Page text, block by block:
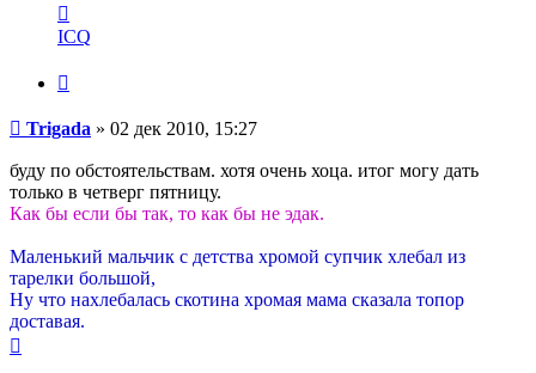
информация
пользователя
ICQ
Сообщение
Trigada » 02 дек 2010, 15:27
буду по обстоятельствам. хотя очень хоца. итог могу дать
только в четверг пятницу.
Как бы если бы так, то как бы не эдак.
Маленький мальчик с детства хромой супчик хлебал из
тарелки большой,
Ну что нахлебалась скотина хромая мама сказала топор
доставая.